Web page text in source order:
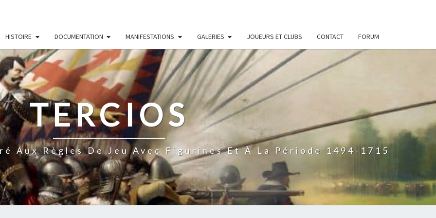
HISTOIRE DOCUMENTATION MANIFESTATIONS GALERIES JOUEURS ET CLUBS CONTACT FORUM
TERCIOS
Aux Règles De Jeu Avec Figurines Et À La Période 1494-1715